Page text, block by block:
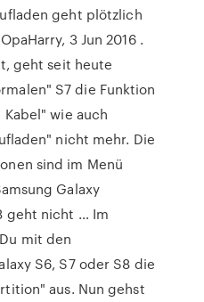
geht plötzlich
3 Jun 2016 .
geht seit heute
S7 die Funktion
wie auch
nicht mehr. Die
sind im Menü
Galaxy
geht nicht … Im
mit den
S6, S7 oder S8 die
aus. Nun gehst